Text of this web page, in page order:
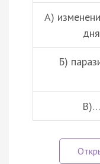
А)
дня
Б)
В)…